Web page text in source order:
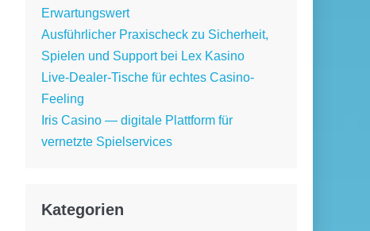
Erwartungswert
Ausführlicher Praxischeck zu Sicherheit,
Spielen und Support bei Lex Kasino
Live-Dealer-Tische für echtes Casino-
Feeling
Iris Casino — digitale Plattform für
vernetzte Spielservices
Kategorien